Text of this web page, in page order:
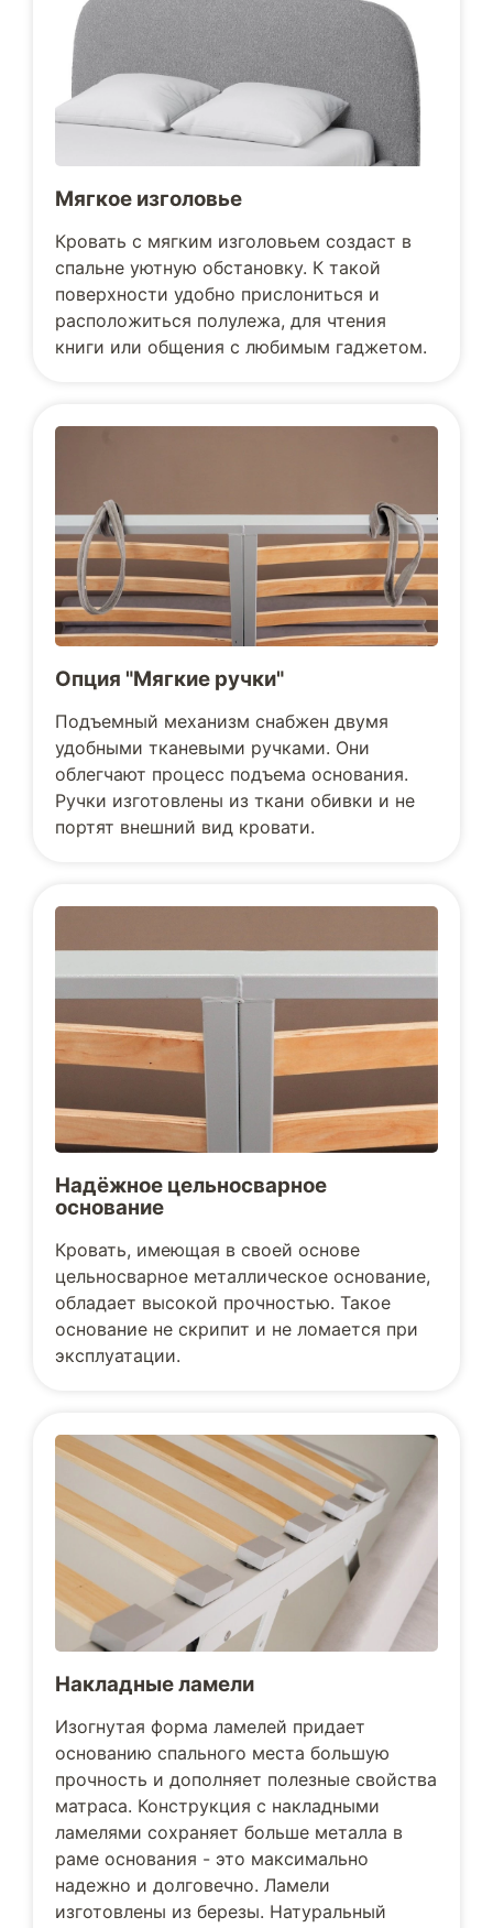
Мягкое изголовье
Кровать с мягким изголовьем создаст в
спальне уютную обстановку. К такой
поверхности удобно прислониться и
расположиться полулежа, для чтения
книги или общения с любимым гаджетом.
Опция "Мягкие ручки"
Подъемный механизм снабжен двумя
удобными тканевыми ручками. Они
облегчают процесс подъема основания.
Ручки изготовлены из ткани обивки и не
портят внешний вид кровати.
Надёжное цельносварное
основание
Кровать, имеющая в своей основе
цельносварное металлическое основание,
обладает высокой прочностью. Такое
основание не скрипит и не ломается при
эксплуатации.
Накладные ламели
Изогнутая форма ламелей придает
основанию спального места большую
прочность и дополняет полезные свойства
матраса. Конструкция с накладными
ламелями сохраняет больше металла в
раме основания - это максимально
надежно и долговечно. Ламели
изготовлены из березы. Натуральный